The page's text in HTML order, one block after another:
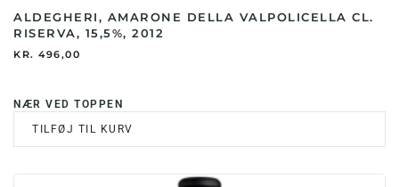
ALDEGHERI, AMARONE DELLA VALPOLICELLA CL.
RISERVA, 15,5%, 2012
KR. 496,00
NÆR VED TOPPEN
TILFØJ TIL KURV